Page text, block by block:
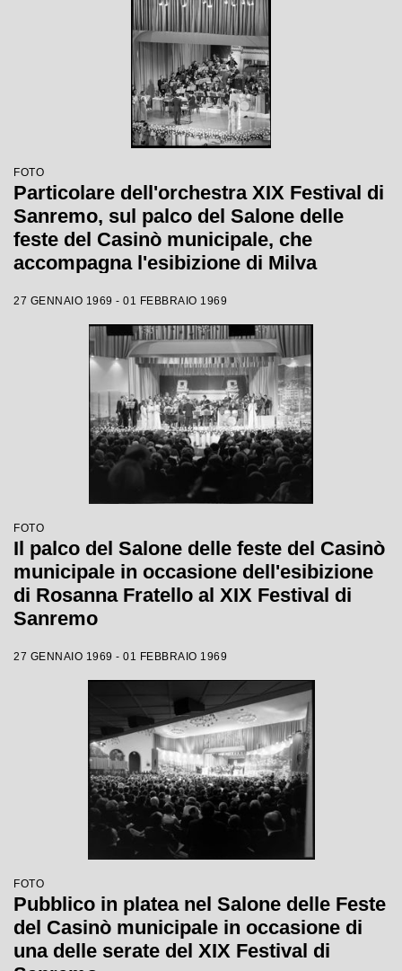
FOTO
Particolare dell'orchestra XIX Festival di
Sanremo, sul palco del Salone delle
feste del Casinò municipale, che
accompagna l'esibizione di Milva
27 GENNAIO 1969 - 01 FEBBRAIO 1969
FOTO
Il palco del Salone delle feste del Casinò
municipale in occasione dell'esibizione
di Rosanna Fratello al XIX Festival di
Sanremo
27 GENNAIO 1969 - 01 FEBBRAIO 1969
FOTO
Pubblico in platea nel Salone delle Feste
del Casinò municipale in occasione di
una delle serate del XIX Festival di